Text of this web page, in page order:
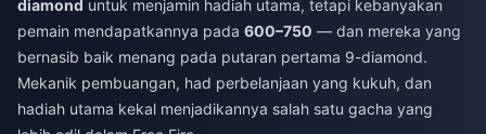
diamond untuk menjamin hadiah utama, tetapi kebanyakan
pemain mendapatkannya pada 600–750 — dan mereka yang
bernasib baik menang pada putaran pertama 9-diamond.
Mekanik pembuangan, had perbelanjaan yang kukuh, dan
hadiah utama kekal menjadikannya salah satu gacha yang